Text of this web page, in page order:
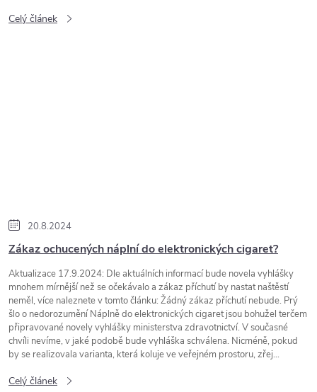
Celý článek
20.8.2024
Zákaz ochucených náplní do elektronických cigaret?
Aktualizace 17.9.2024: Dle aktuálních informací bude novela vyhlášky
mnohem mírnější než se očekávalo a zákaz příchutí by nastat naštěstí
neměl, více naleznete v tomto článku: Žádný zákaz příchutí nebude. Prý
šlo o nedorozumění Náplně do elektronických cigaret jsou bohužel terčem
připravované novely vyhlášky ministerstva zdravotnictví. V současné
chvíli nevíme, v jaké podobě bude vyhláška schválena. Nicméně, pokud
by se realizovala varianta, která koluje ve veřejném prostoru, zřej...
Celý článek